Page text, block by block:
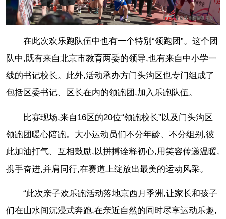
在此次欢乐跑队伍中也有一个特别“领跑团”。这个团
队中,既有来自北京市教育两委的领导,也有来自中小学一
线的书记校长。此外,活动承办方门头沟区也专门组成了
包括区委书记、区长在内的领跑团,加入乐跑队伍。
比赛现场,来自16区的20位“领跑校长”以及门头沟区
领跑团暖心陪跑。大小运动员们不分年龄、不分组别,彼
此加油打气、互相鼓励,以拼搏诠释初心,用笑容传递温暖,
携手奋进,并肩同行,在赛道上绽放出最美的运动风采。
“此次亲子欢乐跑活动落地京西月季洲,让家长和孩子
们在山水间沉浸式奔跑,在亲近自然的同时尽享运动乐趣,